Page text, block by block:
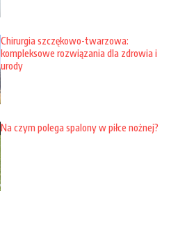
Chirurgia szczękowo-twarzowa:
kompleksowe rozwiązania dla zdrowia i
urody
Na czym polega spalony w piłce nożnej?